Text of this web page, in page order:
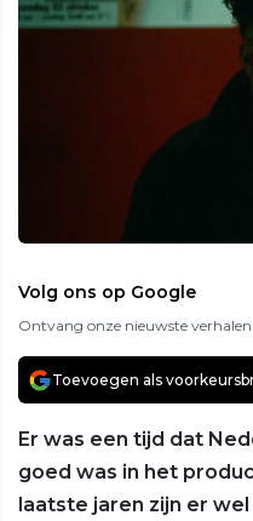
Volg ons op Google
Ontvang onze nieuwste verhalen
Toevoegen als
Er was een tijd dat
goed was in het
laatste jaren zijn er